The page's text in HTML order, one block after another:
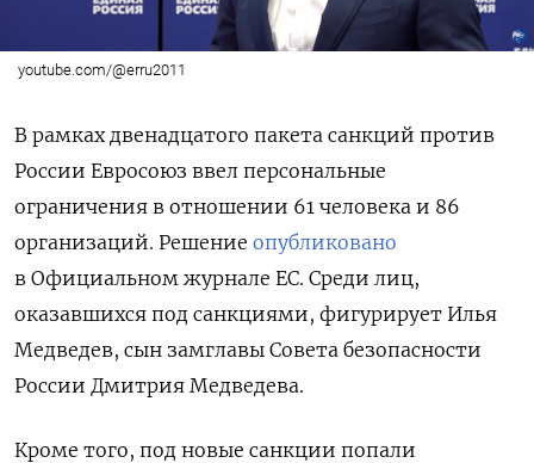
youtube.com/@erru2011
В рамках двенадцатого пакета санкций против
России Евросоюз ввел персональные
ограничения в отношении 61 человека и 86
организаций. Решение опубликовано
в Официальном журнале ЕС. Среди лиц,
оказавшихся под санкциями, фигурирует Илья
Медведев, сын замглавы Совета безопасности
России Дмитрия Медведева.
Кроме того, под новые санкции попали